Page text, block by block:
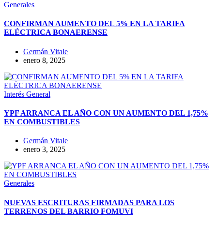
Generales
CONFIRMAN AUMENTO DEL 5% EN LA TARIFA
ELÉCTRICA BONAERENSE
Germán Vitale
enero 8, 2025
Interés General
YPF ARRANCA EL AÑO CON UN AUMENTO DEL 1,75%
EN COMBUSTIBLES
Germán Vitale
enero 3, 2025
Generales
NUEVAS ESCRITURAS FIRMADAS PARA LOS
TERRENOS DEL BARRIO FOMUVI